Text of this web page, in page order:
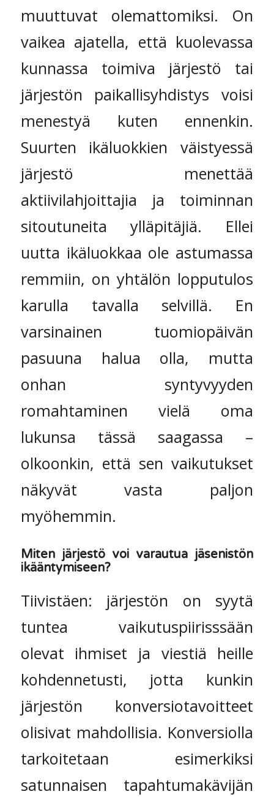
muuttuvat olemattomiksi. On
vaikea ajatella, että kuolevassa
kunnassa toimiva järjestö tai
järjestön paikallisyhdistys voisi
menestyä kuten ennenkin.
Suurten ikäluokkien väistyessä
järjestö menettää
aktiivilahjoittajia ja toiminnan
sitoutuneita ylläpitäjiä. Ellei
uutta ikäluokkaa ole astumassa
remmiin, on yhtälön lopputulos
karulla tavalla selvillä. En
varsinainen tuomiopäivän
pasuuna halua olla, mutta
onhan syntyvyyden
romahtaminen vielä oma
lukunsa tässä saagassa –
olkoonkin, että sen vaikutukset
näkyvät vasta paljon
myöhemmin.
Miten järjestö voi varautua jäsenistön
ikääntymiseen?
Tiivistäen: järjestön on syytä
tuntea vaikutuspiirisssään
olevat ihmiset ja viestiä heille
kohdennetusti, jotta kunkin
järjestön konversiotavoitteet
olisivat mahdollisia. Konversiolla
tarkoitetaan esimerkiksi
satunnaisen tapahtumakävijän